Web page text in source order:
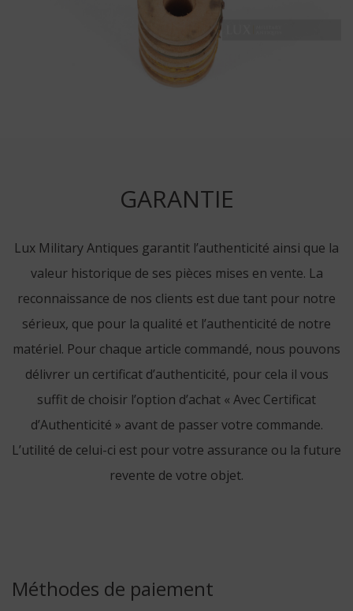
GARANTIE
Lux Military Antiques garantit l’authenticité ainsi que la
valeur historique de ses pièces mises en vente. La
reconnaissance de nos clients est due tant pour notre
sérieux, que pour la qualité et l’authenticité de notre
matériel. Pour chaque article commandé, nous pouvons
délivrer un certificat d’authenticité, pour cela il vous
suffit de choisir l’option d’achat « Avec Certificat
d’Authenticité » avant de passer votre commande.
L’utilité de celui-ci est pour votre assurance ou la future
revente de votre objet.
Méthodes de paiement